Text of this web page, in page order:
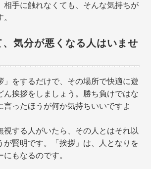
相手に触れなくても、そんな気持ちが
気分が悪くなる人はいませ
」をするだけで、その場所で快適に遊
ん挨拶をしましょう。勝ち負けではな
言ったほうが何か気持ちいいですよ
視する人がいたら、その人とはそれ以
が賢明です。「挨拶」は、人となりを
もなるのです。